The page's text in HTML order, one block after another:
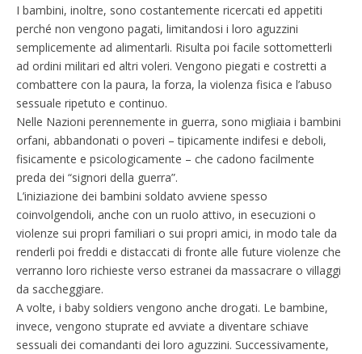
I bambini, inoltre, sono costantemente ricercati ed appetiti
perché non vengono pagati, limitandosi i loro aguzzini
semplicemente ad alimentarli. Risulta poi facile sottometterli
ad ordini militari ed altri voleri. Vengono piegati e costretti a
combattere con la paura, la forza, la violenza fisica e l’abuso
sessuale ripetuto e continuo.
Nelle Nazioni perennemente in guerra, sono migliaia i bambini
orfani, abbandonati o poveri – tipicamente indifesi e deboli,
fisicamente e psicologicamente – che cadono facilmente
preda dei “signori della guerra”.
L’iniziazione dei bambini soldato avviene spesso
coinvolgendoli, anche con un ruolo attivo, in esecuzioni o
violenze sui propri familiari o sui propri amici, in modo tale da
renderli poi freddi e distaccati di fronte alle future violenze che
verranno loro richieste verso estranei da massacrare o villaggi
da saccheggiare.
A volte, i baby soldiers vengono anche drogati. Le bambine,
invece, vengono stuprate ed avviate a diventare schiave
sessuali dei comandanti dei loro aguzzini. Successivamente,